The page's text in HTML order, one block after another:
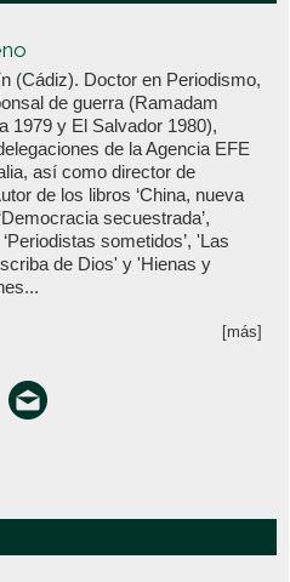
(Cádiz). Doctor en Periodismo,
de guerra (Ramadam
1979 y El Salvador 1980),
de la Agencia EFE
así como director de
de los libros ‘China, nueva
secuestrada’,
sometidos’, 'Las
de Dios' y 'Hienas y
[más]